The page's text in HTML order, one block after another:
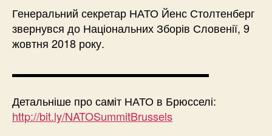
Генеральний секретар НАТО Йенс Столтенберг
звернувся до Національних Зборів Словенії, 9
жовтня 2018 року.
▬▬▬▬▬▬▬▬▬▬▬▬▬▬▬▬▬▬
Детальніше про саміт НАТО в Брюсселі:
http://bit.ly/NATOSummitBrussels